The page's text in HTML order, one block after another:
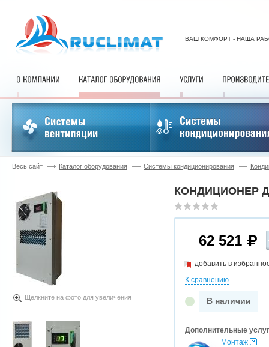
ВАШ КОМФОРТ - НАША
Весь сайт Каталог оборудования Системы кондиционирования
Щелкните на фото для увеличения
КОНДИЦИОНЕР
62 521
добавить в
К сравнению
В наличии
Дополнительные
Монтаж